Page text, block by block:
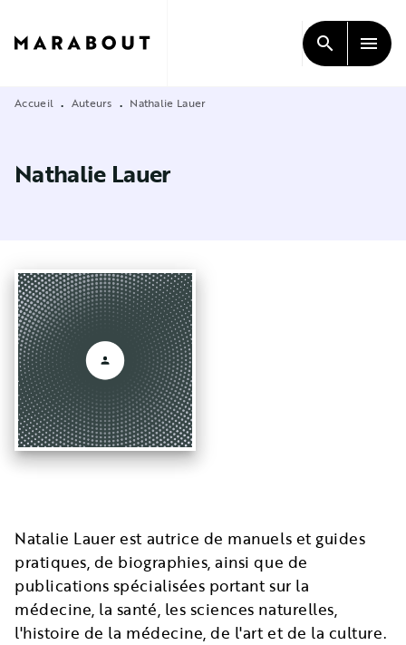
CONTENU
search menu
Accueil • Auteurs • Nathalie Lauer
Nathalie Lauer
Natalie Lauer est autrice de manuels et guides
pratiques, de biographies, ainsi que de
publications spécialisées portant sur la
médecine, la santé, les sciences naturelles,
l'histoire de la médecine, de l'art et de la culture.